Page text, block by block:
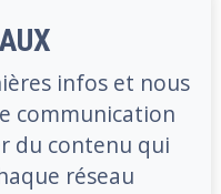
infos et nous
communication
du contenu qui
réseau